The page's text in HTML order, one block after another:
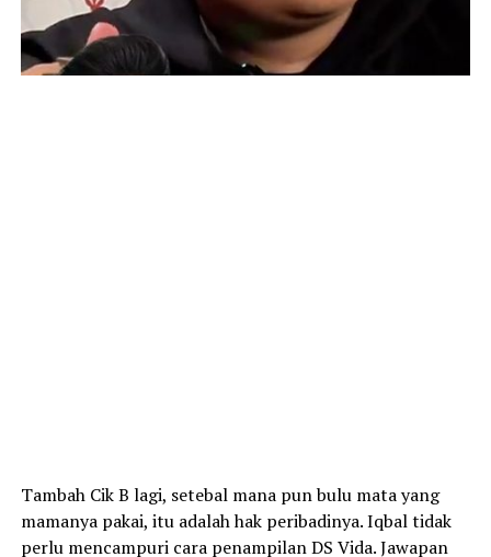
Tambah Cik B lagi, setebal mana pun bulu mata yang
mamanya pakai, itu adalah hak peribadinya. Iqbal tidak
perlu mencampuri cara penampilan DS Vida. Jawapan